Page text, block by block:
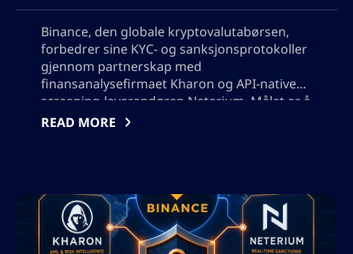
Binance, den globale kryptovalutabørsen,
forbedrer sine KYC- og sanksjonsprotokoller
gjennom partnerskap med
finansanalysefirmaet Kharon og API-native
screening-leverandøren Neterium. Målet er å
forbedre datasløsningene og avskrekke
READ MORE